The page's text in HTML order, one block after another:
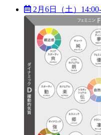
2月6日（土）